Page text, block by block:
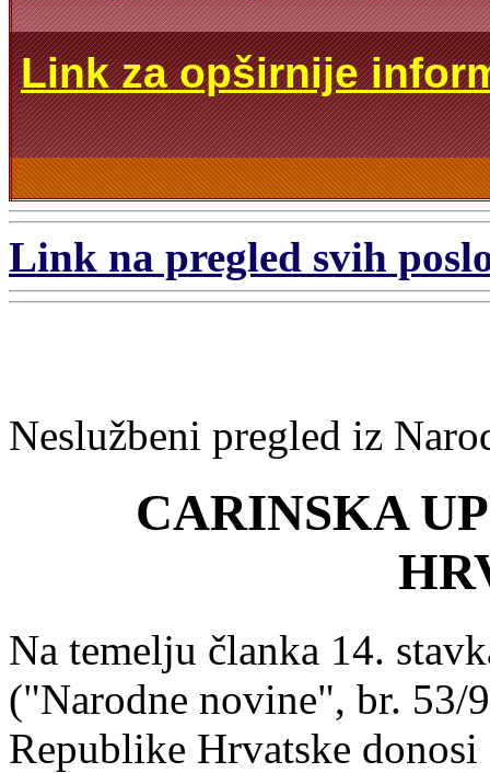
Link za opširnije
Link na pregled svih
Neslužbeni pregled iz
CARINSKA
Na temelju članka 14.
("Narodne novine", br. 53/
Republike Hrvatske donosi